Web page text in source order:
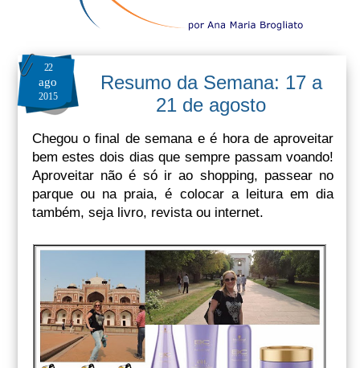
22
ago
2015
Resumo da Semana: 17 a
21 de agosto
Chegou o final de semana e é hora de aproveitar
bem estes dois dias que sempre passam voando!
Aproveitar não é só ir ao shopping, passear no
parque ou na praia, é colocar a leitura em dia
também, seja livro, revista ou internet.